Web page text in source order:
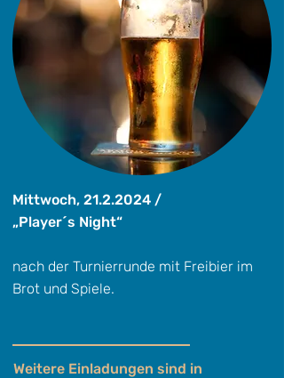
Mittwoch, 21.2.2024 /
„Player´s Night“
nach der Turnierrunde mit Freibier im
Brot und Spiele.
Weitere Einladungen sind in